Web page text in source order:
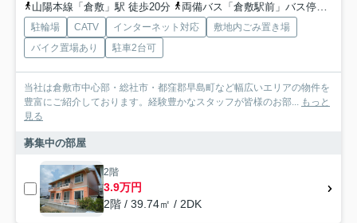
山陽本線「倉敷」駅 徒歩20分
両備バス「倉敷駅前」バス停下車 徒歩20分
駐輪場 CATV インターネット対応
敷地内ごみ置き場
バイク置場あり
駐車2台可
当社は倉敷市中心部・総社市・都窪郡早島町など幅広いエリアの物件を
豊富にご紹介しております。経験豊かなスタッフが皆様のお部... もっと
見る
募集中の部屋
2階
3.9万円
2階 / 39.74㎡ / 2DK